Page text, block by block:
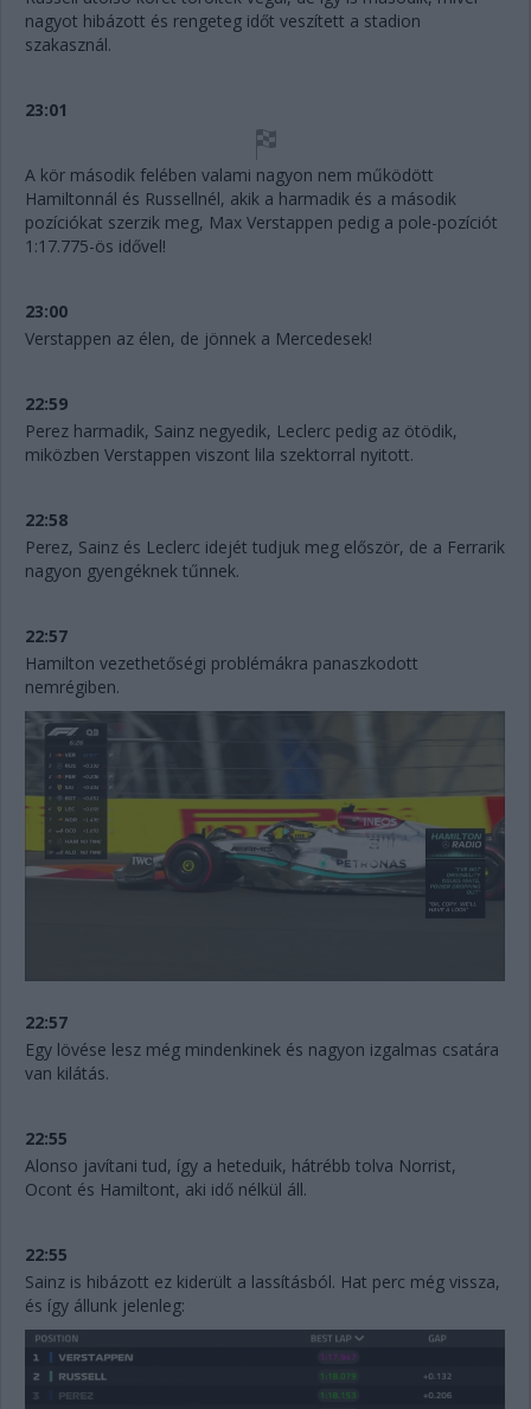
nagyot hibázott és rengeteg időt veszített a stadion
szakasznál.
23:01
A kör második felében valami nagyon nem működött
Hamiltonnál és Russellnél, akik a harmadik és a második
pozíciókat szerzik meg, Max Verstappen pedig a pole-pozíciót
1:17.775-ös idővel!
23:00
Verstappen az élen, de jönnek a Mercedesek!
22:59
Perez harmadik, Sainz negyedik, Leclerc pedig az ötödik,
miközben Verstappen viszont lila szektorral nyitott.
22:58
Perez, Sainz és Leclerc idejét tudjuk meg először, de a Ferrarik
nagyon gyengéknek tűnnek.
22:57
Hamilton vezethetőségi problémákra panaszkodott
nemrégiben.
22:57
Egy lövése lesz még mindenkinek és nagyon izgalmas csatára
van kilátás.
22:55
Alonso javítani tud, így a heteduik, hátrébb tolva Norrist,
Ocont és Hamiltont, aki idő nélkül áll.
22:55
Sainz is hibázott ez kiderült a lassításból. Hat perc még vissza,
és így állunk jelenleg: